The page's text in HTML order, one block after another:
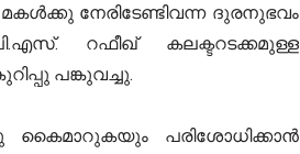
നേരിടേണ്ടിവന്ന ദുരനുഭവം
റഫീഖ് കലക്ടറടക്കമുള്ള
പങ്കുവച്ചു.
കൈമാറുകയും പരിശോധിക്കാൻ